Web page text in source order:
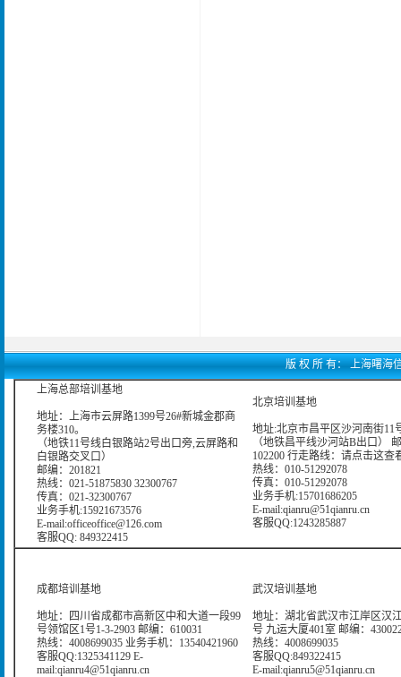
版 权 所 有： 上海曙海
上海总部培训基地
地址：上海市云屏路1399号26#新城金郡商
务楼310。
（地铁11号线白银路站2号出口旁,云屏路和
白银路交叉口）
邮编：201821
热线：021-51875830 32300767
传真：021-32300767
业务手机:15921673576
E-mail:officeoffice@126.com
客服QQ: 849322415
北京培训基地
地址:北京市昌平区沙河南街11
（地铁昌平线沙河站B出口）
102200 行走路线： 请点击这查
热线：010-51292078
传真：010-51292078
业务手机:15701686205
E-mail:qianru@51qianru.cn
客服QQ:1243285887
成都培训基地
地址：四川省成都市高新区中和大道一段99
号领馆区1号1-3-2903 邮编：610031
热线：4008699035 业务手机：13540421960
客服QQ:1325341129 E-
mail:qianru4@51qianru.cn
武汉培训基地
地址：湖北省武汉市江岸区汉
号 九运大厦401室 邮编：
热线：4008699035
客服QQ:849322415
E-mail:qianru5@51qianru.cn